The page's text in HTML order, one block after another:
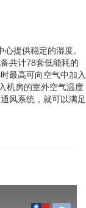
提供稳定的湿度。
共计78套低能耗的
最高可向空气中加入
机房的室外空气温度
风系统，就可以满足